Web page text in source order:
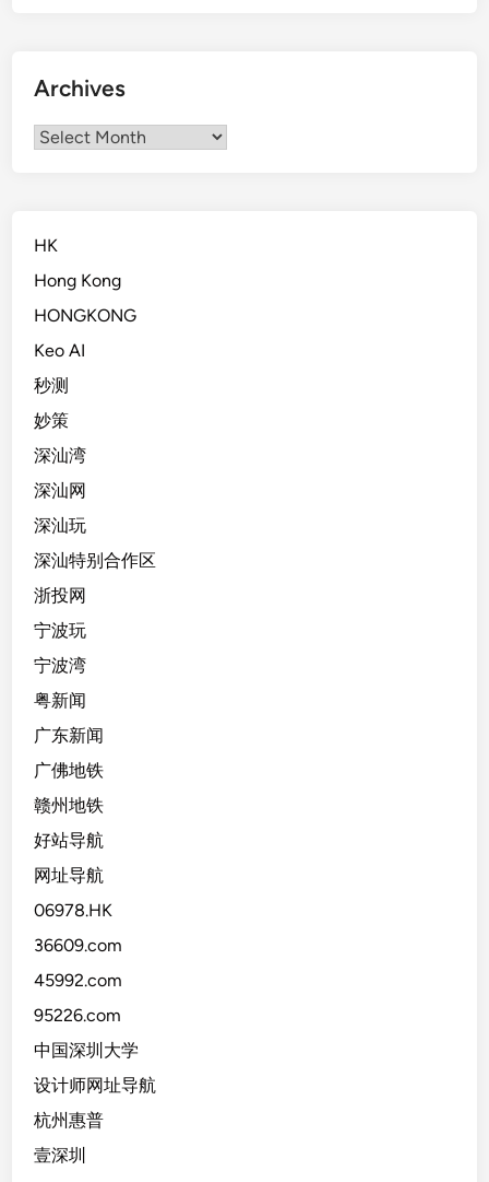
Archives
Archives
HK
Hong Kong
HONGKONG
Keo AI
秒测
妙策
深汕湾
深汕网
深汕玩
深汕特别合作区
浙投网
宁波玩
宁波湾
粤新闻
广东新闻
广佛地铁
赣州地铁
好站导航
网址导航
06978.HK
36609.com
45992.com
95226.com
中国深圳大学
设计师网址导航
杭州惠普
壹深圳